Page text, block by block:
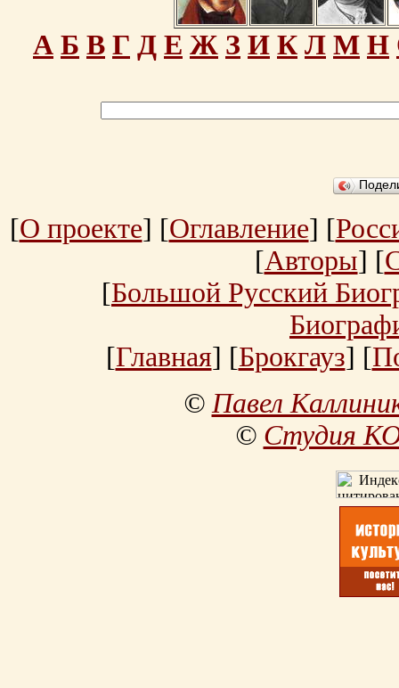
А Б В Г Д Е Ж З И К Л М Н
[О проекте] [Оглавление] [
[Авторы] [
[Большой Русский
[Главная] [Брокгауз] [
©Павел
© Студия